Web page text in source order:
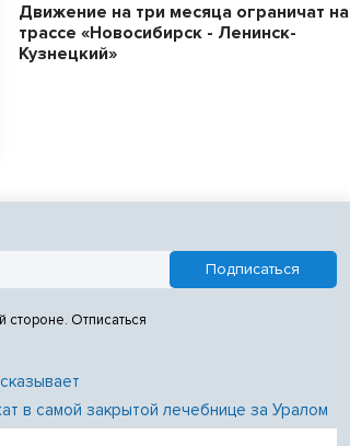
Движение на три месяца ограничат на
трассе «Новосибирск - Ленинск-
Кузнецкий»
стороне. Отписаться
в самой закрытой лечебнице за Уралом